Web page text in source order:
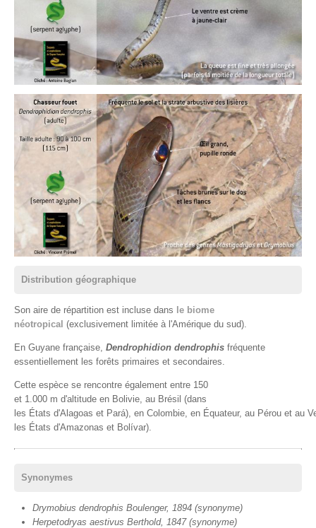
Distribution géographique
Son aire de répartition est incluse dans le biome
néotropical (exclusivement limitée à l'Amérique du sud).
En Guyane française, Dendrophidion dendrophis fréquente
essentiellement les forêts primaires et secondaires.
Cette espèce se rencontre également entre 150
et 1.000 m d'altitude en Bolivie, au Brésil (dans
les États d'Alagoas et Pará), en Colombie, en Équateur, au Pérou et au
les États d'Amazonas et Bolívar).
Synonymes
Drymobius dendrophis Boulenger, 1894 (synonyme)
Herpetodryas aestivus Berthold, 1847 (synonyme)